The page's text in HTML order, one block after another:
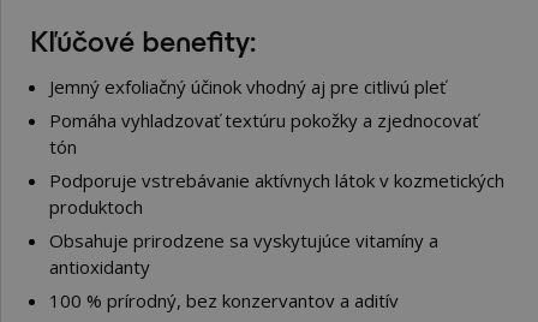
Kľúčové benefity:
Jemný exfoliačný účinok vhodný aj pre citlivú pleť
Pomáha vyhladzovať textúru pokožky a zjednocovať
tón
Podporuje vstrebávanie aktívnych látok v kozmetických
produktoch
Obsahuje prirodzene sa vyskytujúce vitamíny a
antioxidanty
100 % prírodný, bez konzervantov a aditív